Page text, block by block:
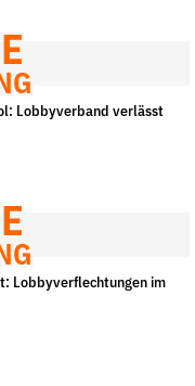
Lobbyverband verlässt
Lobbyverflechtungen im